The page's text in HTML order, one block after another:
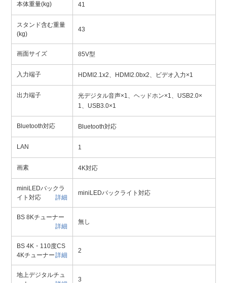
本体重量(kg) 41
スタンド含む重量
(kg)
43
画面サイズ 85V型
入力端子 HDMI2.1x2、HDMI2.0bx2、ビデオ入力×1
出力端子
光デジタル音声×1、ヘッドホン×1、USB2.0×
1、USB3.0×1
Bluetooth対応 Bluetooth対応
LAN 1
画素 4K対応
miniLEDバックラ
イト対応
詳細
miniLEDバックライト対応
BS 8Kチューナー
詳細
無し
BS 4K・110度CS
4Kチューナー詳細
2
地上デジタルチュ
3